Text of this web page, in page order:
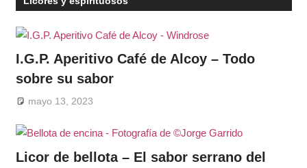
I.G.P. Aperitivo Café de Alcoy – Todo
sobre su sabor
mayo 13, 2023
Licor de bellota – El sabor serrano del